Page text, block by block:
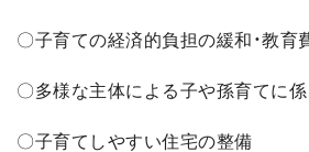
〇子育ての経済的負担の緩和・教育
〇多様な主体による子や孫育てに
〇子育てしやすい住宅の整備